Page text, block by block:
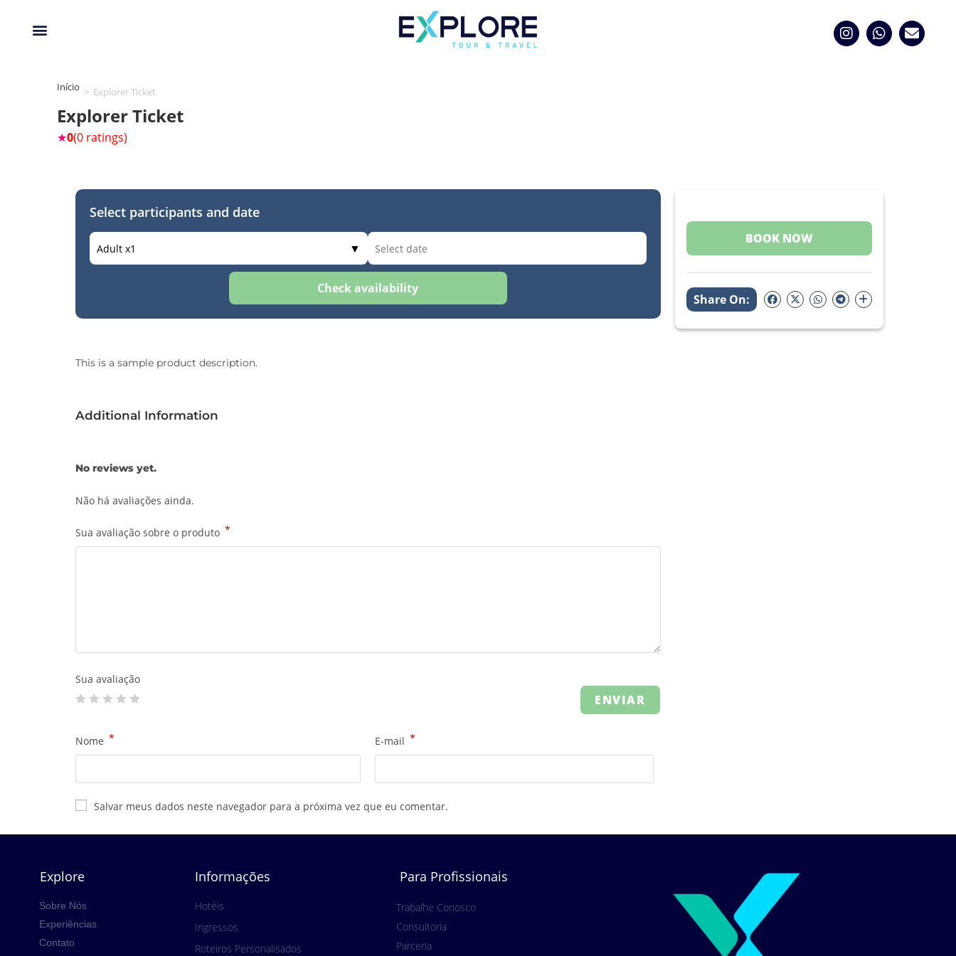
Início > Explorer Ticket
Explorer Ticket
★0(0 ratings)
Select participants and date
Adult x1 ▼
Check availability
This is a sample product description.
Additional Information
No reviews yet.
Não há avaliações ainda.
Sua avaliação sobre o produto *
Sua avaliação
Nome * E-mail *
Salvar meus dados neste navegador para a próxima vez que eu comentar.
BOOK NOW
Share On:
Explore
Sobre Nós
Experiências
Contato
Informações
Hotéis
Ingressos
Roteiros Personalisados
Para Profissionais
Trabalhe Conosco
Consultoria
Parceria